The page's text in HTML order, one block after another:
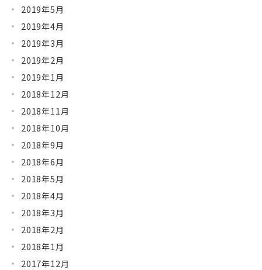
2019年5月
2019年4月
2019年3月
2019年2月
2019年1月
2018年12月
2018年11月
2018年10月
2018年9月
2018年6月
2018年5月
2018年4月
2018年3月
2018年2月
2018年1月
2017年12月